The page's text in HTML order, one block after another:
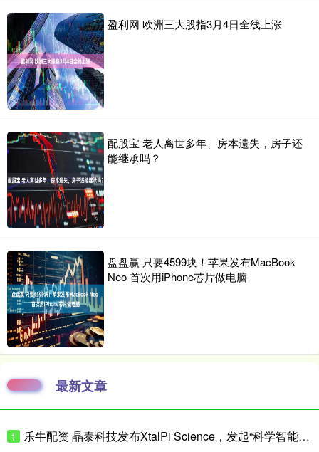
盈利网 欧洲三大股指3月4日全线上涨
配股宝 老人离世多年、房本遗失，房子还
能继承吗？
盘盘赢 只要4599块！苹果发布MacBook
Neo 首次用iPhone芯片做电脑
最新文章
1 乐牛配资 晶泰科技发布XtalPi Science，发起“科学智能开放生态联盟”